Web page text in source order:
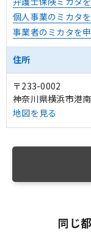
個人事業のミカタ
事業者のミカタを
住所
〒233-0002
神奈川県横浜市港
地図を見る
同じ